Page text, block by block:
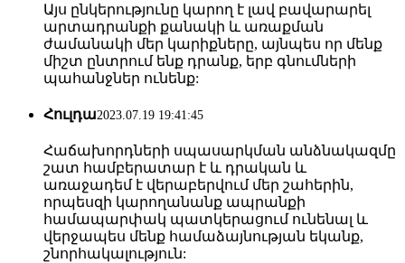
Այս ընկերությունը կարող է լավ բավարարել
արտադրանքի քանակի և առաքման
ժամանակի մեր կարիքները, այնպես որ մենք
միշտ ընտրում ենք դրանք, երբ գնումների
պահանջներ ունենք:
Հուլդա2023.07.19 19:41:45
Հաճախորդների սպասարկման անձնակազմը
շատ համբերատար է և դրական և
առաջադեմ է վերաբերվում մեր շահերին,
որպեսզի կարողանանք ապրանքի
համապարփակ պատկերացում ունենալ և
վերջապես մենք համաձայնության եկանք,
շնորհակալություն: